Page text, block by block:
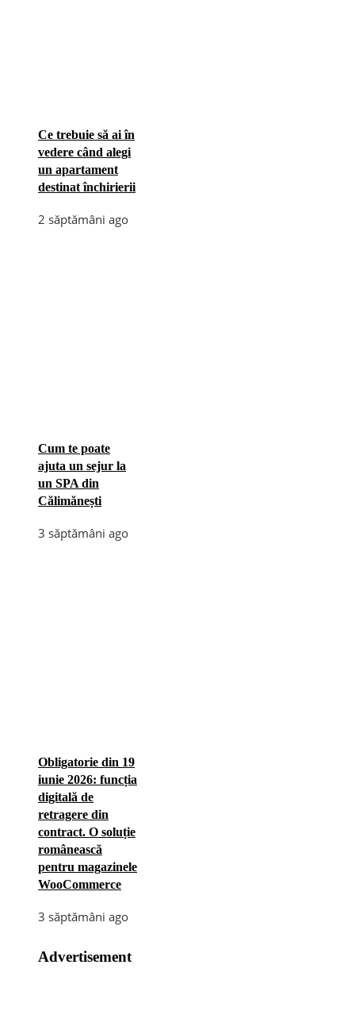
Ce trebuie să ai în
vedere când alegi
un apartament
destinat închirierii
2 săptămâni ago
Cum te poate
ajuta un sejur la
un SPA din
Călimănești
3 săptămâni ago
Obligatorie din 19
iunie 2026: funcția
digitală de
retragere din
contract. O soluție
românească
pentru magazinele
WooCommerce
3 săptămâni ago
Advertisement